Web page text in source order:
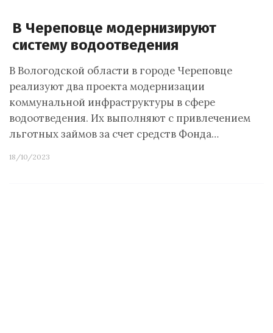
В Череповце модернизируют
систему водоотведения
В Вологодской области в городе Череповце
реализуют два проекта модернизации
коммунальной инфраструктуры в сфере
водоотведения. Их выполняют с привлечением
льготных займов за счет средств Фонда…
18/10/2023